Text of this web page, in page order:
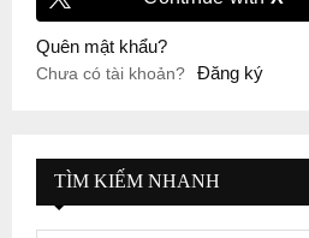
Quên mật khẩu?
Chưa có tài khoản? Đăng ký
TÌM KIẾM NHANH